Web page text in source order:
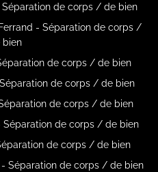
Séparation de corps / de bien
- Séparation de corps /
bien
de corps / de bien
de corps / de bien
de corps / de bien
Séparation de corps / de bien
de corps / de bien
- Séparation de corps / de bien